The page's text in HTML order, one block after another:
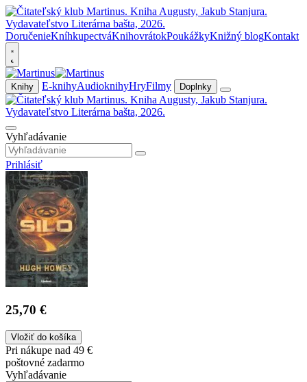
DoručenieKníhkupectváKnihovrátokPoukážkyKnižný blogKontakt
Knihy E-knihyAudioknihyHryFilmy Doplnky
Vyhľadávanie
Prihlásiť
25,70 €
Vložiť do košíka
Pri nákupe nad 49 €
poštovné zadarmo
Vyhľadávanie